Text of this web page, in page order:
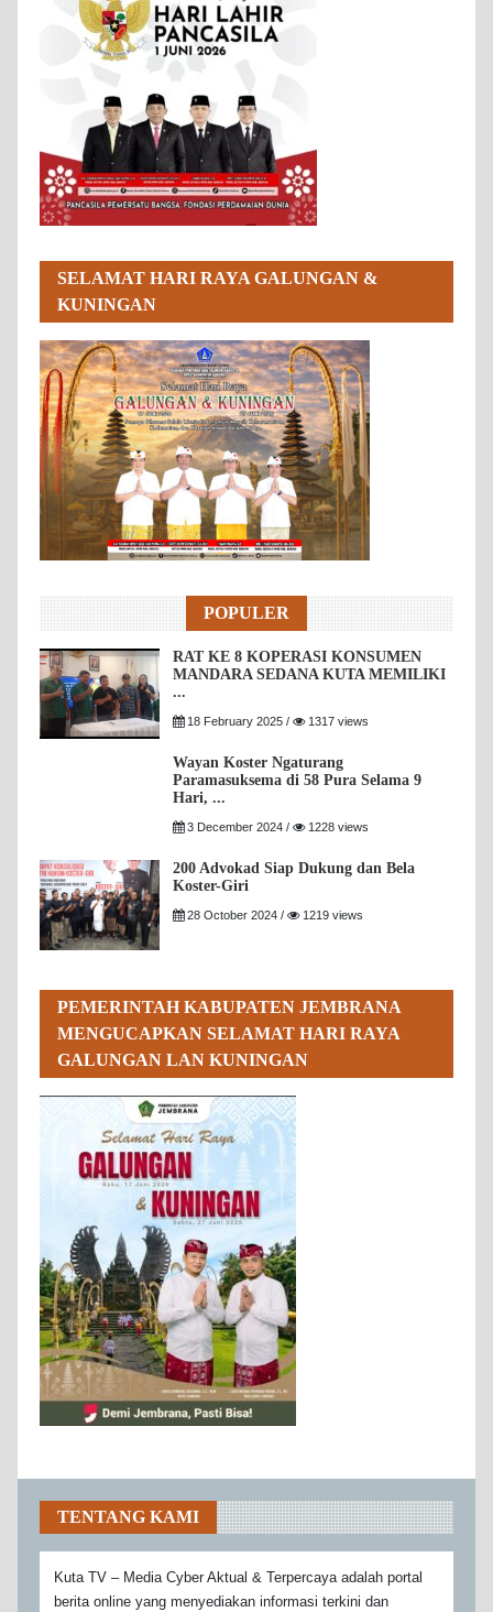
SELAMAT HARI RAYA GALUNGAN &
KUNINGAN
POPULER
RAT KE 8 KOPERASI KONSUMEN
MANDARA SEDANA KUTA MEMILIKI
...
18 February 2025 / 1317 views
Wayan Koster Ngaturang
Paramasuksema di 58 Pura Selama 9
Hari, ...
3 December 2024 / 1228 views
200 Advokad Siap Dukung dan Bela
Koster-Giri
28 October 2024 / 1219 views
PEMERINTAH KABUPATEN JEMBRANA
MENGUCAPKAN SELAMAT HARI RAYA
GALUNGAN LAN KUNINGAN
TENTANG KAMI
Kuta TV – Media Cyber Aktual & Terpercaya adalah portal
berita online yang menyediakan informasi terkini dan